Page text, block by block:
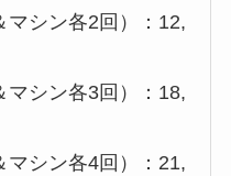
マシン各2回）：12,
マシン各3回）：18,
マシン各4回）：21,